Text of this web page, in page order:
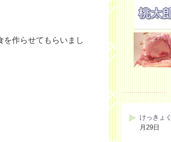
を作らせてもらいまし
けっきょ
月29日